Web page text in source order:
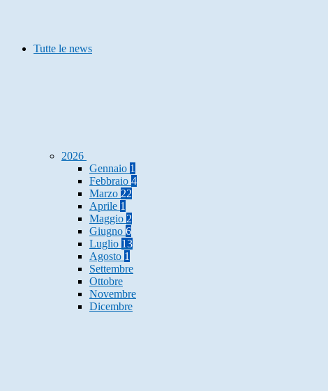
Tutte le news
2026
Gennaio 1
Febbraio 4
Marzo 22
Aprile 1
Maggio 2
Giugno 6
Luglio 13
Agosto 1
Settembre
Ottobre
Novembre
Dicembre